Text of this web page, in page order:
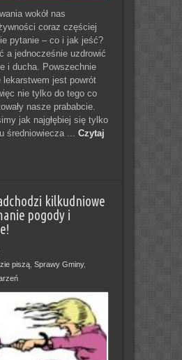
wokół nas
żywności coraz częściej
pytanie – co i jak jeść?
a jednocześnie uzdrowić
i ducha. Powszechnie
lekarstwem jest powrót
nie tylko do tego co
nasze prababcie.
jak najgłębiej się tylko
średniowiecza ... Czytaj
kilkudniowe
pogody i
piszą, Sprawy Gminy,